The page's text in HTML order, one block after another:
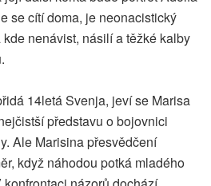
se cítí doma, je neonacistický
nenávist, násilí a těžké kalby
14letá Svenja, jeví se Marisa
představu o bojovnici
Ale Marisina přesvědčení
když náhodou potká mladého